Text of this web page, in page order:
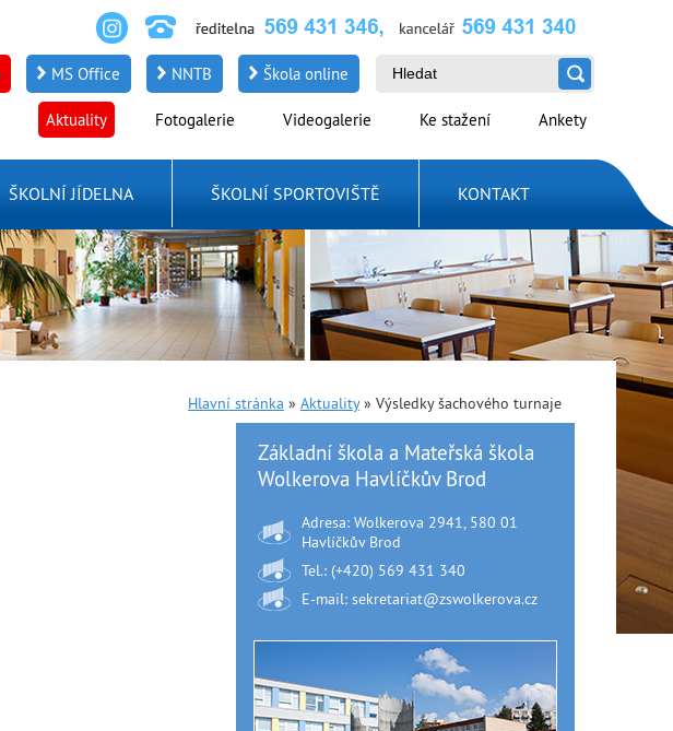
MS Office NNTB Škola online
Aktuality Fotogalerie Videogalerie Ke stažení Ankety
ŠKOLNÍ JÍDELNA ŠKOLNÍ SPORTOVIŠTĚ KONTAKT
Hlavní stránka » Aktuality» Výsledky šachového turnaje
Základní škola a Mateřská škola
Wolkerova Havlíčkův Brod
Adresa: Wolkerova 2941, 580 01
Havlíčkův Brod
Tel.: (+420) 569 431 340
E-mail: sekretariat@zswolkerova.cz